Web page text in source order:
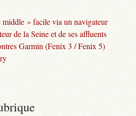
» facile via un navigateur
de la Seine et de ses affluents
Garmin (Fenix 3 / Fenix 5)